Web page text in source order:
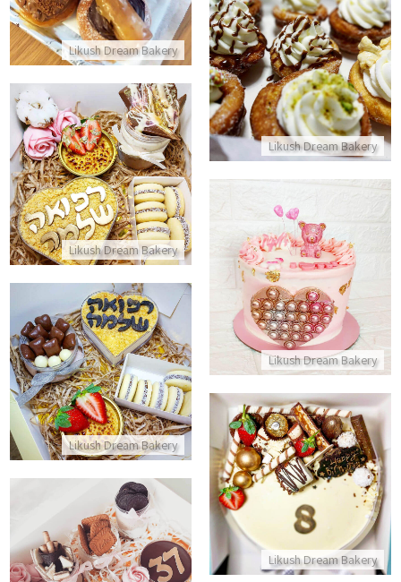
Likush Dream Bakery
Likush Dream Bakery
מארז צורוס מפנק
התקשר/י
Likush Dream Bakery
רפואה שלמה מארז עידוד
התקשר/י
Likush Dream Bakery
עוגת פופיט מעוצבת
התקשר/י
Likush Dream Bakery
מארז רפואה שלמה פינוק לבידוד
התקשר/י
Likush Dream Bakery
עוגה מעוצבת ליום הולדת
התקשר/י
מארז קינוחים טבעוני עם